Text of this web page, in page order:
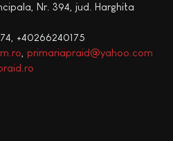
Nr. 394, jud. Harghita
+40266240175
primariapraid@yahoo.com